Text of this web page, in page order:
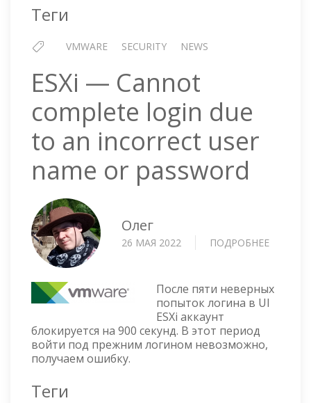
Теги
VMWARE SECURITY NEWS
ESXi — Cannot
complete login due
to an incorrect user
name or password
Олег
26 МАЯ 2022 ПОДРОБНЕЕ
CANNOT
После пяти неверных
попыток логина в UI
ESXi аккаунт
блокируется на 900 секунд. В этот период
войти под прежним логином невозможно,
получаем ошибку.
Теги